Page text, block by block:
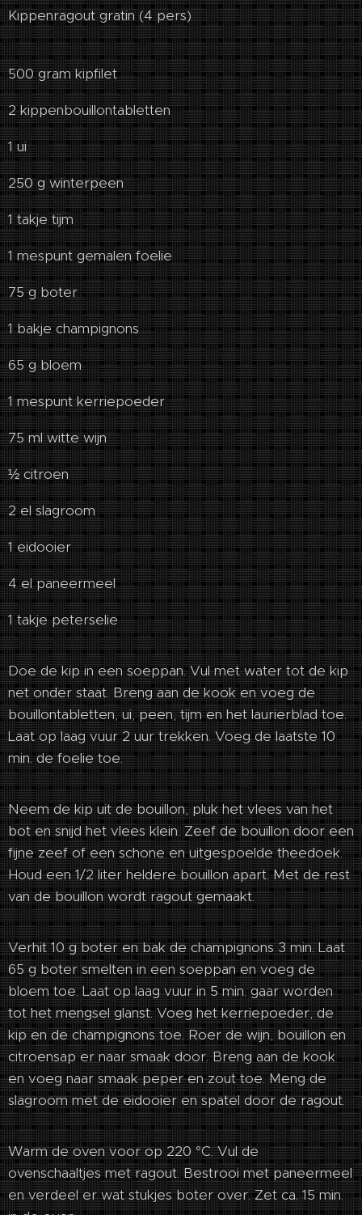
Kippenragout gratin (4 pers)
500 gram kipfilet
2 kippenbouillontabletten
1 ui
250 g winterpeen
1 takje tijm
1 mespunt gemalen foelie
75 g boter
1 bakje champignons
65 g bloem
1 mespunt kerriepoeder
75 ml witte wijn
½ citroen
2 el slagroom
1 eidooier
4 el paneermeel
1 takje peterselie
Doe de kip in een soeppan. Vul met water tot de kip
net onder staat. Breng aan de kook en voeg de
bouillontabletten, ui, peen, tijm en het laurierblad toe.
Laat op laag vuur 2 uur trekken. Voeg de laatste 10
min. de foelie toe.
Neem de kip uit de bouillon, pluk het vlees van het
bot en snijd het vlees klein. Zeef de bouillon door een
fijne zeef of een schone en uitgespoelde theedoek.
Houd een 1/2 liter heldere bouillon apart. Met de rest
van de bouillon wordt ragout gemaakt.
Verhit 10 g boter en bak de champignons 3 min. Laat
65 g boter smelten in een soeppan en voeg de
bloem toe. Laat op laag vuur in 5 min. gaar worden
tot het mengsel glanst. Voeg het kerriepoeder, de
kip en de champignons toe. Roer de wijn, bouillon en
citroensap er naar smaak door. Breng aan de kook
en voeg naar smaak peper en zout toe. Meng de
slagroom met de eidooier en spatel door de ragout.
Warm de oven voor op 220 °C. Vul de
ovenschaaltjes met ragout. Bestrooi met paneermeel
en verdeel er wat stukjes boter over. Zet ca. 15 min.